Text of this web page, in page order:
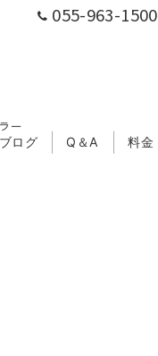
055-963-1500
ログ Q＆A 料金
ー